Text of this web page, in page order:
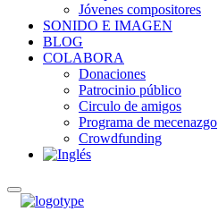
Jóvenes compositores
SONIDO E IMAGEN
BLOG
COLABORA
Donaciones
Patrocinio público
Circulo de amigos
Programa de mecenazgo
Crowdfunding